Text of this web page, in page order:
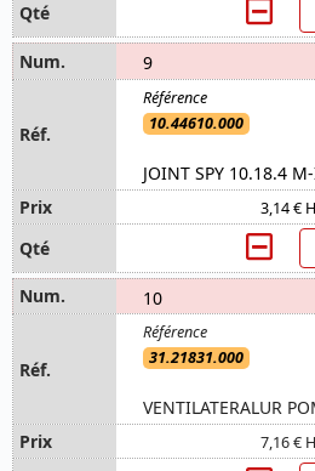
9
10.44610.000
JOINT SPY 10.18.4
3,14 €
10
31.21831.000
VENTILATERALUR
7,16 €